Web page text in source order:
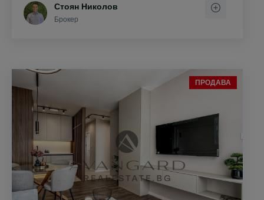
Стоян Николов
Брокер
ПРОДАВА